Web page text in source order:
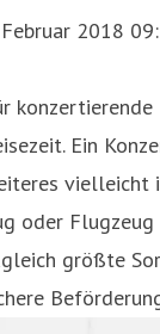
2018
Ein
vielleicht
oder
größte